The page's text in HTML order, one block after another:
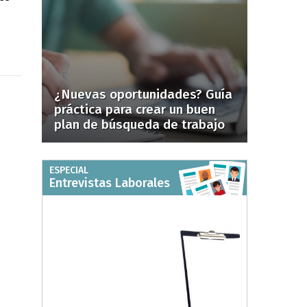
¿Nuevas oportunidades? Guía
práctica para crear un buen
plan de búsqueda de trabajo
ESPECIAL
Entrevistas Laborales